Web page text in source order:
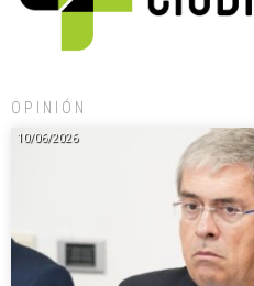
OPINIÓN
10/06/2026